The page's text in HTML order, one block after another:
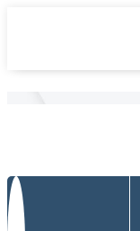
ニュース
ホーム ニュース